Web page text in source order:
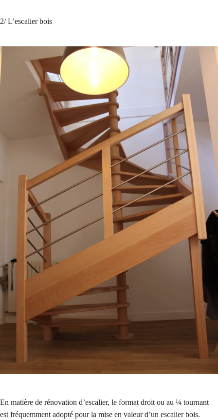
2/ L’escalier bois
En matière de rénovation d’escalier, le format droit ou au ¼ tournant
est fréquemment adopté pour la mise en valeur d’un escalier bois.